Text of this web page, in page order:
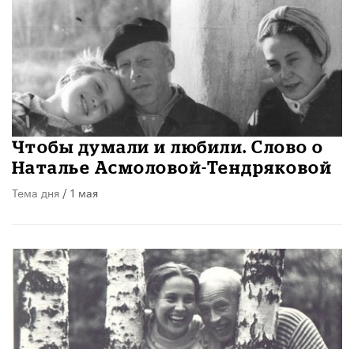
​Чтобы думали и любили. Слово о
Наталье Асмоловой-Тендряковой
Тема дня / 1 мая